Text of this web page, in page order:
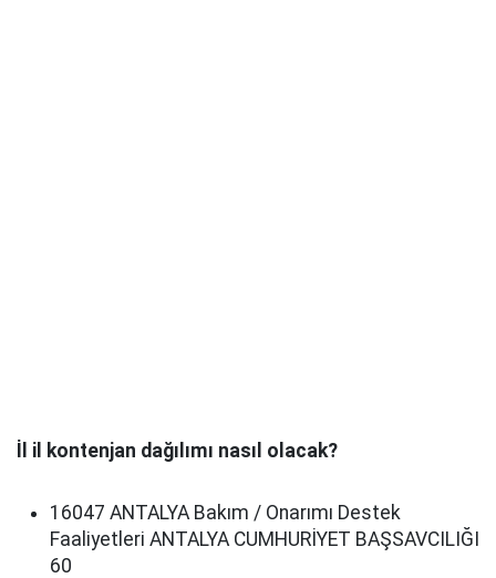
İl il kontenjan dağılımı nasıl olacak?
16047 ANTALYA Bakım / Onarımı Destek
Faaliyetleri ANTALYA CUMHURİYET BAŞSAVCILIĞI
60